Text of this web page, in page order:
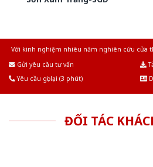
Với kinh nghiệm nhiêu năm nghiên cứu cửa
Gửi yêu cầu tư vấn
Yêu cầu gọi lại (3 phút)
ĐỐI TÁC